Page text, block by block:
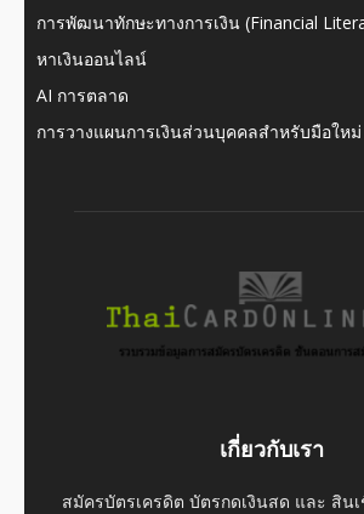
การพัฒนาทักษะทางการเงิน (Financial
หาเงินออนไลน์
AI การตลาด
การวางแผนการเงินส่วนบุคคลสำหรับมือใหม่
เกี่ยวกับเรา
สมัครบัตรเครดิต บัตรกดเงินสด และ สิน